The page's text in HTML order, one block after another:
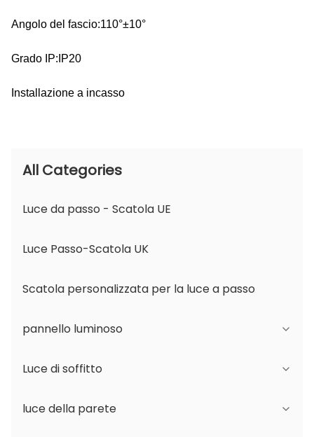
Angolo del fascio:110°±10°
Grado IP:IP20
Installazione a incasso
All Categories
Luce da passo - Scatola UE
Luce Passo-Scatola UK
Scatola personalizzata per la luce a passo
pannello luminoso
Serie JDL
Serie DSDL
Luce di soffitto
Serie JCL
luce della parete